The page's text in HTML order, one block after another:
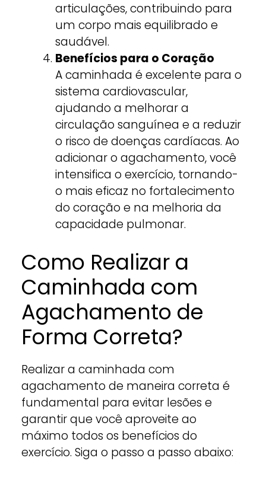
articulações, contribuindo para
um corpo mais equilibrado e
saudável.
Benefícios para o Coração
A caminhada é excelente para o
sistema cardiovascular,
ajudando a melhorar a
circulação sanguínea e a reduzir
o risco de doenças cardíacas. Ao
adicionar o agachamento, você
intensifica o exercício, tornando-
o mais eficaz no fortalecimento
do coração e na melhoria da
capacidade pulmonar.
Como Realizar a
Caminhada com
Agachamento de
Forma Correta?
Realizar a caminhada com
agachamento de maneira correta é
fundamental para evitar lesões e
garantir que você aproveite ao
máximo todos os benefícios do
exercício. Siga o passo a passo abaixo: